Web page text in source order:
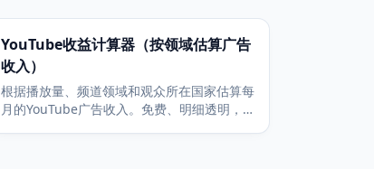
YouTube收益计算器（按领域估算广告
收入）
根据播放量、频道领域和观众所在国家估算每
月的YouTube广告收入。免费、明细透明，